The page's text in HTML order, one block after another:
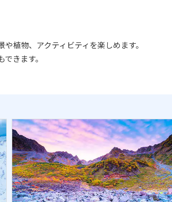
植物、アクティビティを楽しめます。
きます。